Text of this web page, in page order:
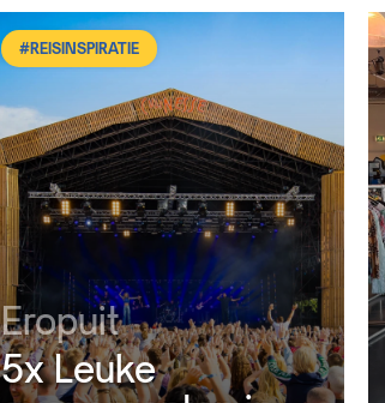
#REISINSPIRATIE
Eropuit
5x Leuke